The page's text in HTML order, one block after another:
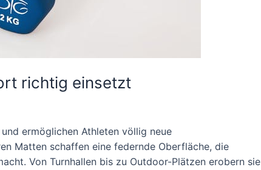
richtig einsetzt
ermöglichen Athleten völlig neue
Matten schaffen eine federnde Oberfläche, die
Von Turnhallen bis zu Outdoor-Plätzen erobern sie